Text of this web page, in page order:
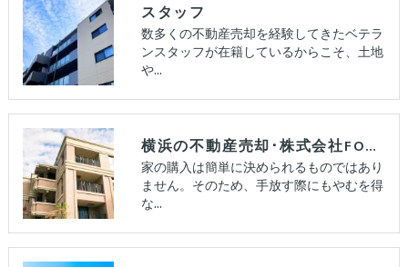
スタッフ
数多くの不動産売却を経験してきたベテラ
ンスタッフが在籍しているからこそ、土地
や…
横浜の不動産売却･株式会社FORCUSの評判
家の購入は簡単に決められるものではあり
ません。そのため、手放す際にもやむを得
な…